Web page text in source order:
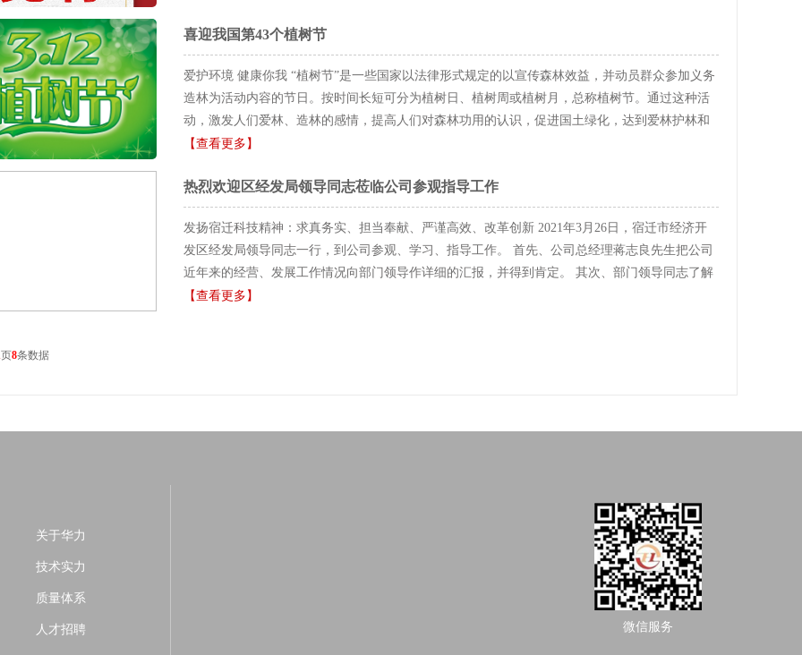
知如下： 一、 竞聘范围:公司全体在职员工，含试用期员工。 二、 竞聘规则 1、 坚持德才兼备，
任人唯贤的原则； 2、 坚持公开、公正、公平、择优原则； 3、 注重能力、工作经验，更注重发
展潜力。 三、 竞聘岗位及名额 生产事业部负责人：1人； 生产一部（底板）负责人：1人； 生产
二部（蹄铁）负责人：1人； 生产三部（装配综合）负责人：1人； 生产四部（凸轮轴、锻打）负
责人：1人； 四、 竞聘岗位要求 1、 学习能力强，具有一定的管理意识； 2、 具有良好的组织、
计划、控制、协调能力；具有良好的团队精神； 3、 具有良好的道德品行，较强的事业心、责任
12:00前，参与竞聘的人员向企管部递交申请；确定申请岗 位。（书面、钉钉、微信递交均可）。
限于以下几方面： 1） 过往的工作情况、取得的成绩；竞争该岗位的优势； 2） 个人对竞聘岗位
的认识，尤其本人的在竞聘岗位上的工作规划。 ​ 3）工作规划包含：年度部门目标（产值、质
量、团队建设等）、目前现 状与问题、实施计划、具体方案、措施、团队组建（岗位，分工，编
制等）、新人招聘、培养机制、流程规范、制度建设、薪酬考核激励 措施、设备管理与维护、工
喜迎我国第43个植树节
爱护环境 健康你我 “植树节”是一些国家以法律形式规定的以宣传森林效益，并动员群众参加义务
造林为活动内容的节日。按时间长短可分为植树日、植树周或植树月，总称植树节。通过这种活
动，激发人们爱林、造林的感情，提高人们对森林功用的认识，促进国土绿化，达到爱林护林和
扩大森林资源、改善生态环境的目的。 为了动员全民植树而规定的节日。我国曾于1915年由政府
历清明植树节应改为总理逝世几年植树式。”民国政府之所以颁布这道令，是因为孙先生幼年就
对“树艺牧畜”十分热爱的缘故。他在海外留学时，经常利用假期回故乡种植桑树。1979年2月23
日，第五届全国人大常务委员会第六次会议决定，仍以3月12日为我国的植树节，以鼓励全国各族
人民植树造林，绿化祖国，改善环境，造福子孙后代。
【查看更多】
热烈欢迎区经发局领导同志莅临公司参观指导工作
发扬宿迁科技精神：求真务实、担当奉献、严谨高效、改革创新 2021年3月26日，宿迁市经济开
发区经发局领导同志一行，到公司参观、学习、指导工作。 首先、公司总经理蒋志良先生把公司
近年来的经营、发展工作情况向部门领导作详细的汇报，并得到肯定。 其次、部门领导同志了解
公司实际发展情况，给予不同方面的建议和工作指导。 主要工作突出指导以下政策汇编： 科技型
【查看更多】
页8条数据
关于华力
技术实力
质量体系
人才招聘 微信服务